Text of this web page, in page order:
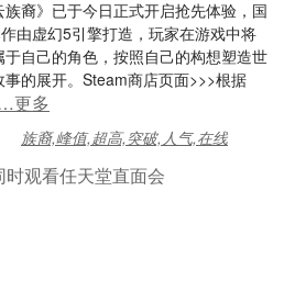
裔》已于今日正式开启抢先体验，国
由虚幻5引擎打造，玩家在游戏中将
自己的角色，按照自己的构想塑造世
的展开。Steam商店页面>>>根据
更多
族裔,峰值,超高,突破,人气,在线